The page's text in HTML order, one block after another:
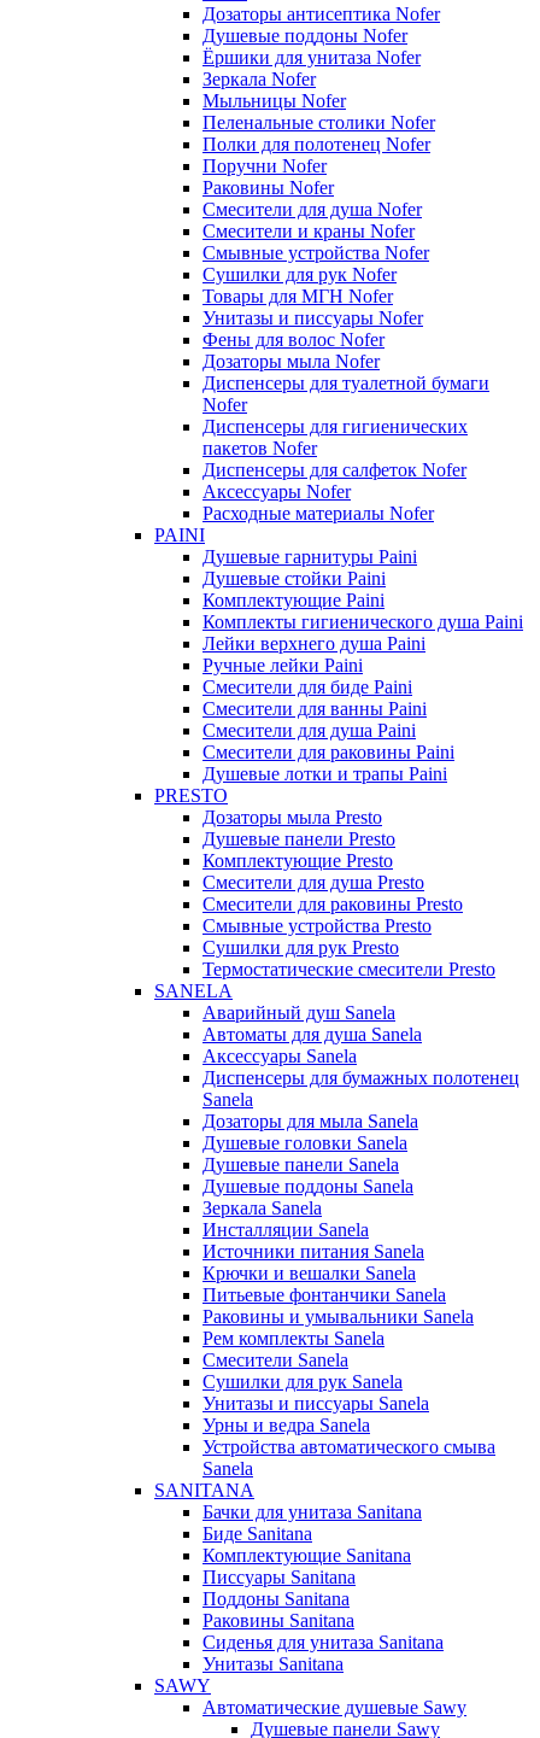
Дозаторы антисептика Nofer
Душевые поддоны Nofer
Ёршики для унитаза Nofer
Зеркала Nofer
Мыльницы Nofer
Пеленальные столики Nofer
Полки для полотенец Nofer
Поручни Nofer
Раковины Nofer
Смесители для душа Nofer
Смесители и краны Nofer
Смывные устройства Nofer
Сушилки для рук Nofer
Товары для МГН Nofer
Унитазы и писсуары Nofer
Фены для волос Nofer
Дозаторы мыла Nofer
Диспенсеры для туалетной бумаги
Nofer
Диспенсеры для гигиенических
пакетов Nofer
Диспенсеры для салфеток Nofer
Аксессуары Nofer
Расходные материалы Nofer
PAINI
Душевые гарнитуры Paini
Душевые стойки Paini
Комплектующие Paini
Комплекты гигиенического душа Paini
Лейки верхнего душа Paini
Ручные лейки Paini
Смесители для биде Paini
Смесители для ванны Paini
Смесители для душа Paini
Смесители для раковины Paini
Душевые лотки и трапы Paini
PRESTO
Дозаторы мыла Presto
Душевые панели Presto
Комплектующие Presto
Смесители для душа Presto
Смесители для раковины Presto
Смывные устройства Presto
Сушилки для рук Presto
Термостатические смесители Presto
SANELA
Аварийный душ Sanela
Автоматы для душа Sanela
Аксессуары Sanela
Диспенсеры для бумажных полотенец
Sanela
Дозаторы для мыла Sanela
Душевые головки Sanela
Душевые панели Sanela
Душевые поддоны Sanela
Зеркала Sanela
Инсталляции Sanela
Источники питания Sanela
Крючки и вешалки Sanela
Питьевые фонтанчики Sanela
Раковины и умывальники Sanela
Рем комплекты Sanela
Смесители Sanela
Сушилки для рук Sanela
Унитазы и писсуары Sanela
Урны и ведра Sanela
Устройства автоматического смыва
Sanela
SANITANA
Бачки для унитаза Sanitana
Биде Sanitana
Комплектующие Sanitana
Писсуары Sanitana
Поддоны Sanitana
Раковины Sanitana
Сиденья для унитаза Sanitana
Унитазы Sanitana
SAWY
Автоматические душевые Sawy
Душевые панели Sawy